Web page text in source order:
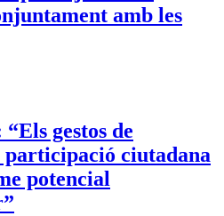
amb les
gestos de
ciutadana
potencial